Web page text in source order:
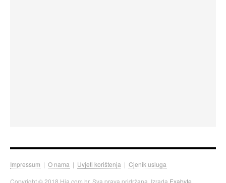
Impressum | O nama | Uvjeti korištenja | Cjenik usluga
Copyright © 2018 Hia.com.hr. Sva prava pridržana. Izrada Exabyte